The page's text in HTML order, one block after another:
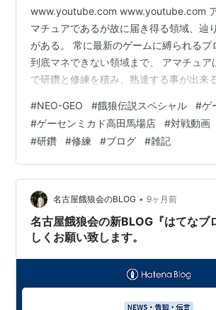
www.youtube.com www.youtube.com
マチュアであるが故に届き得る領域、辿
がある。 常に最新のゲームに縛られるプ
到底マネできない領域まで、 アマチュア
で研鑽と修練を積み、熟達する事が出来
成され切った動き、自キャラも相手が選
り得る手の内を知り尽くしているが故に
て完成された動き、詰め将棋的な行動を
れがイヤと言うほど分かるでしょう。 土
とツインスティックを用いて バーチャロ
オ…
#NEO-GEO #餓狼伝説スペシャル #ゲ
#ゲーセンミカド高田馬場店 #対戦動画
#研鑽 #修練 #ブログ #雑記
名古屋餓狼会のBLOG • 9ヶ月前
名古屋餓狼会の新BLOG『はてなブ
しくお願い致します。